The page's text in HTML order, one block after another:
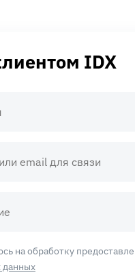
IDX
на обработку
данных